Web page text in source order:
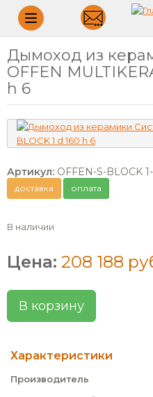
Меню
Дымоход из
OFFEN
h 6
Артикул: OFFEN-S-BLOCK
доставка оплата
В наличии
Цена: 208 188
В корзину
Характеристики
Производитель